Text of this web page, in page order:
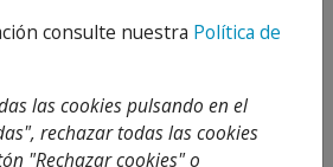
Detalles
Opiniones
consulte nuestra Política de
las cookies pulsando en el
rechazar todas las cookies
"Rechazar cookies" o